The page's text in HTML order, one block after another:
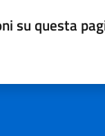
su questa